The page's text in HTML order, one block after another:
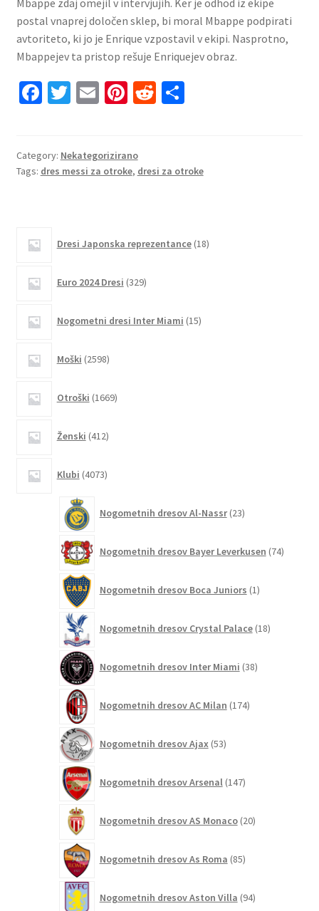
postal vnaprej določen sklep, bi moral Mbappe podpirati
avtoriteto, ki jo je Enrique vzpostavil v ekipi. Nasprotno,
Mbappejev ta pristop rešuje Enriquejev obraz.
Fa
o
o
T
er
E
l
Pi
es
t
R
di
t
S
e
Category: Nekategorizirano
Tags: dres messi za otroke, dresi za otroke
Dresi Japonska reprezentance 18izdelkov
Euro 2024 Dresi 329izdelkov
Nogometni dresi Inter Miami 15izdelkov
Moški 2598izdelkov
Otroški 1669izdelkov
Ženski 412izdelkov
Klubi 4073izdelkov
Nogometnih dresov Al-Nassr 23izdelkov
Nogometnih dresov Bayer Leverkusen 74izdelkov
Nogometnih dresov Boca Juniors 1izdelek
Nogometnih dresov Crystal Palace 18izdelkov
Nogometnih dresov Inter Miami 38izdelkov
Nogometnih dresov AC Milan 174izdelkov
Nogometnih dresov Ajax 53izdelkov
Nogometnih dresov Arsenal 147izdelkov
Nogometnih dresov AS Monaco 20izdelkov
Nogometnih dresov As Roma 85izdelkov
Nogometnih dresov Aston Villa 94izdelkov